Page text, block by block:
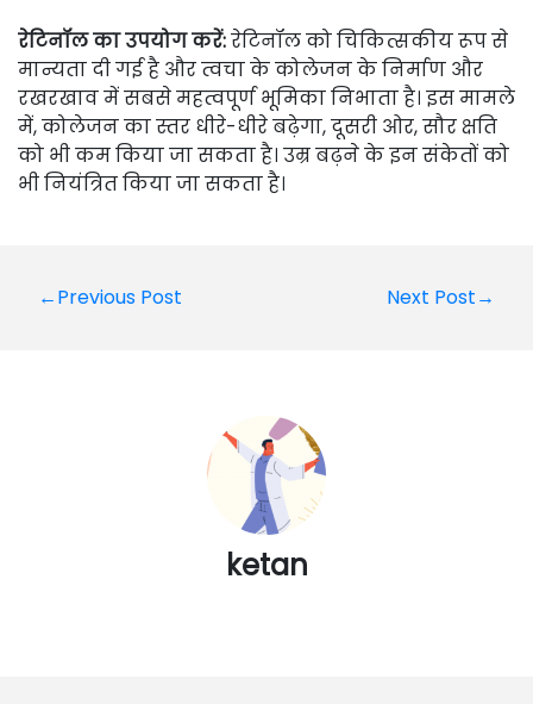
रेटिनॉल का उपयोग करें:रेटिनॉल को चिकित्सकीय रूप से
मान्यता दी गई है और त्वचा के कोलेजन के निर्माण और
रखरखाव में सबसे महत्वपूर्ण भूमिका निभाता है। इस मामले
में, कोलेजन का स्तर धीरे-धीरे बढ़ेगा, दूसरी ओर, सौर क्षति
को भी कम किया जा सकता है। उम्र बढ़ने के इन संकेतों को
भी नियंत्रित किया जा सकता है।
Post
←Previous Post Next Post→
ketan